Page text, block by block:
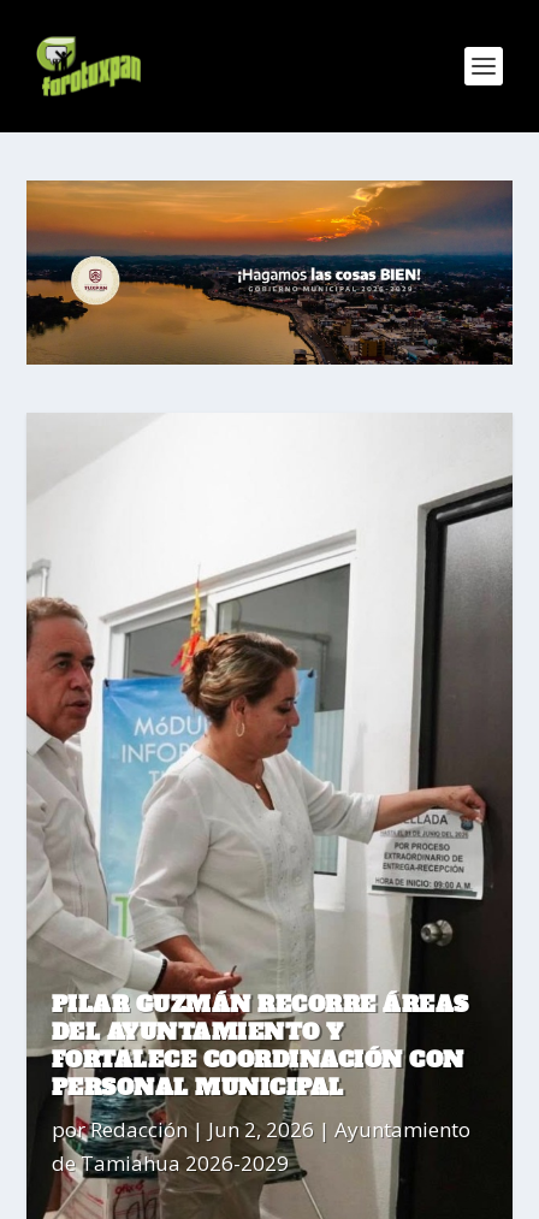
PILAR GUZMÁN RECORRE ÁREAS
DEL AYUNTAMIENTO Y
FORTALECE COORDINACIÓN CON
PERSONAL MUNICIPAL
porRedacción| Jun 2, 2026| Ayuntamiento
de Tamiahua 2026-2029